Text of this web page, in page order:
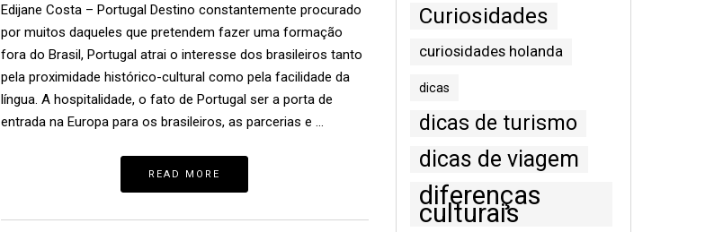
Edijane Costa – Portugal Destino constantemente procurado
por muitos daqueles que pretendem fazer uma formação
fora do Brasil, Portugal atrai o interesse dos brasileiros tanto
pela proximidade histórico-cultural como pela facilidade da
língua. A hospitalidade, o fato de Portugal ser a porta de
entrada na Europa para os brasileiros, as parcerias e …
READ MORE
Curiosidades
curiosidades holanda
dicas
dicas de turismo
dicas de viagem
diferenças
culturais